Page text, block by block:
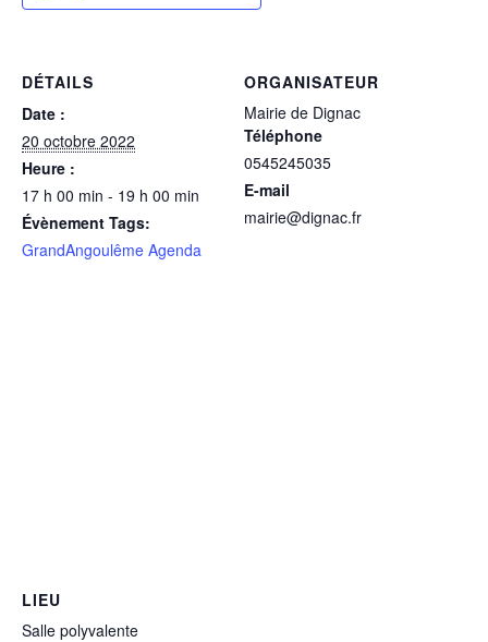
DÉTAILS
Date :
20 octobre 2022
Heure :
17 h 00 min - 19 h 00 min
Évènement Tags:
GrandAngoulême Agenda
ORGANISATEUR
Mairie de Dignac
Téléphone
0545245035
E-mail
mairie@dignac.fr
LIEU
Salle polyvalente